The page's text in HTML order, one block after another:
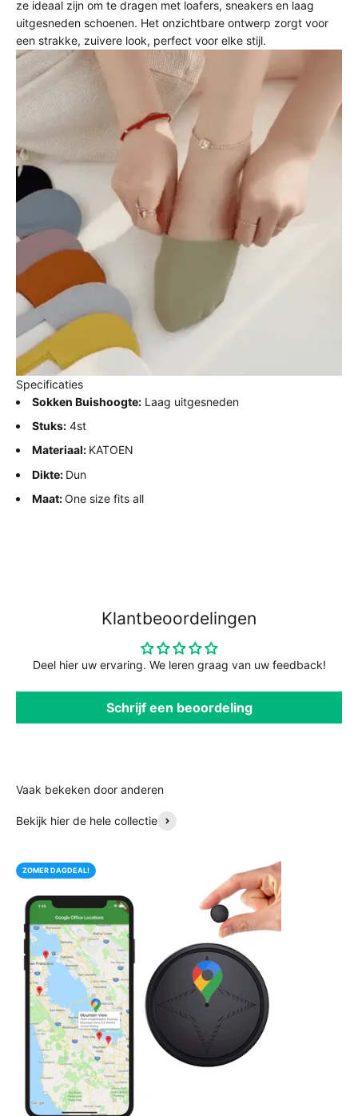
ze ideaal zijn om te dragen met loafers, sneakers en laag
uitgesneden schoenen. Het onzichtbare ontwerp zorgt voor
een strakke, zuivere look, perfect voor elke stijl.
Specificaties
Sokken Buishoogte: Laag uitgesneden
Stuks: 4st
Materiaal: KATOEN
Dikte: Dun
Maat:One size fits all
Klantbeoordelingen
Deel hier uw ervaring. We leren graag van uw feedback!
Schrijf een beoordeling
Bekijk hier de hele collectie
ZOMER DAGDEAL!